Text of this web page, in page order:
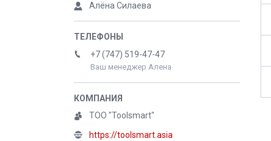
Алёна Силаева
+7 (747) 519-47-47
Ваш менеджер Алена
ТОО "Toolsmart"
https://toolsmart.asia